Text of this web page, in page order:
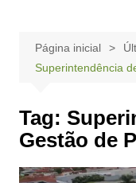
Página inicial
Superintendência
Tag:
Gestão de